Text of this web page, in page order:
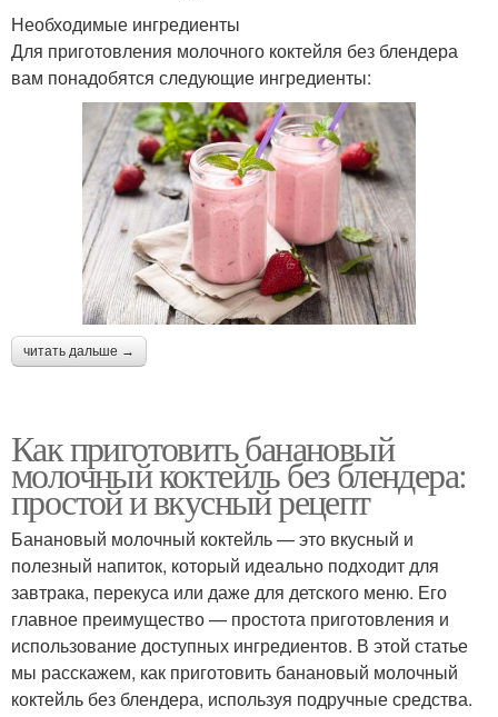
Необходимые ингредиенты
Для приготовления молочного коктейля без блендера
вам понадобятся следующие ингредиенты:
читать дальше →
Как приготовить банановый
молочный коктейль без блендера:
простой и вкусный рецепт
Банановый молочный коктейль — это вкусный и
полезный напиток, который идеально подходит для
завтрака, перекуса или даже для детского меню. Его
главное преимущество — простота приготовления и
использование доступных ингредиентов. В этой статье
мы расскажем, как приготовить банановый молочный
коктейль без блендера, используя подручные средства.